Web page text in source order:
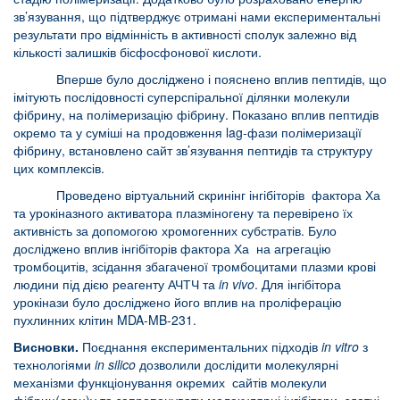
зв’язування, що підтверджує отримані нами експериментальні
результати про відмінність в активності сполук залежно від
кількості залишків бісфосфонової кислоти.
Вперше було досліджено і пояснено вплив пептидів, що
імітують послідовності суперспіральної ділянки молекули
фібрину, на полімеризацію фібрину. Показано вплив пептидів
окремо та у суміші на продовження lag-фази полімеризації
фібрину, встановлено сайт зв’язування пептидів та структуру
цих комплексів.
Проведено віртуальний скринінг інгібіторів фактора Ха
та урокіназного активатора плазміногену та перевірено їх
активність за допомогою хромогенних субстратів. Було
досліджено вплив інгібіторів фактора Ха на агрегацію
тромбоцитів, зсідання збагаченої тромбоцитами плазми крові
людини під дією реагенту АЧТЧ та in vivo. Для інгібітора
урокінази було досліджено його вплив на проліферацію
пухлинних клітин MDA-MB-231.
Висновки. Поєднання експериментальних підходів in vitro з
технологіями in silico дозволили дослідити молекулярні
механізми функціонування окремих сайтів молекули